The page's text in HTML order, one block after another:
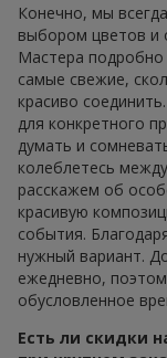
Конечно, мы
выбором цветов и
Мастера подробно
самые свежие,
красиво
для конкретного
думать и
колеблетесь
расскажем об
красивую
события.
нужный вариант.
ежедневно,
обусловленное
Есть ли скидки